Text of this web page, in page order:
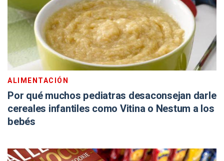
ALIMENTACIÓN
Por qué muchos pediatras desaconsejan darle
cereales infantiles como Vitina o Nestum a los
bebés